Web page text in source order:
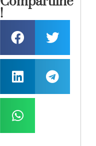
!